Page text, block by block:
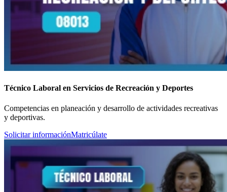
Técnico Laboral en Servicios de Recreación y Deportes
Competencias en planeación y desarrollo de actividades recreativas
y deportivas.
Solicitar informaciónMatricúlate